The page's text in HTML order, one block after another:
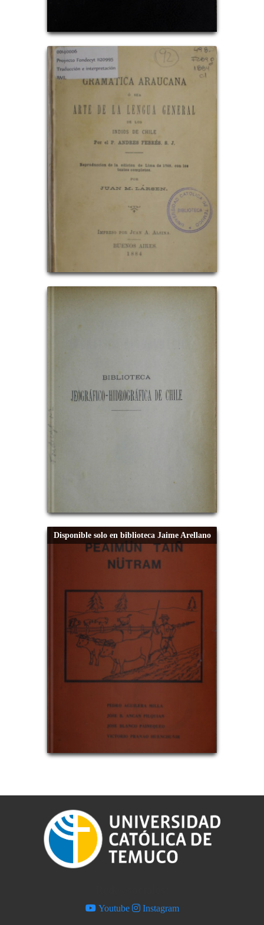
Disponible solo en biblioteca Jaime Arellano
Pie de página
Youtube Instagram